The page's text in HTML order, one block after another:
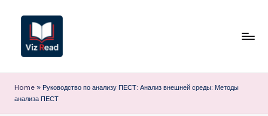
Перейти
содержимому
iz
R
Home » Руководство по анализу ПЕСТ: Анализ внешней среды: Методы
анализа ПЕСТ